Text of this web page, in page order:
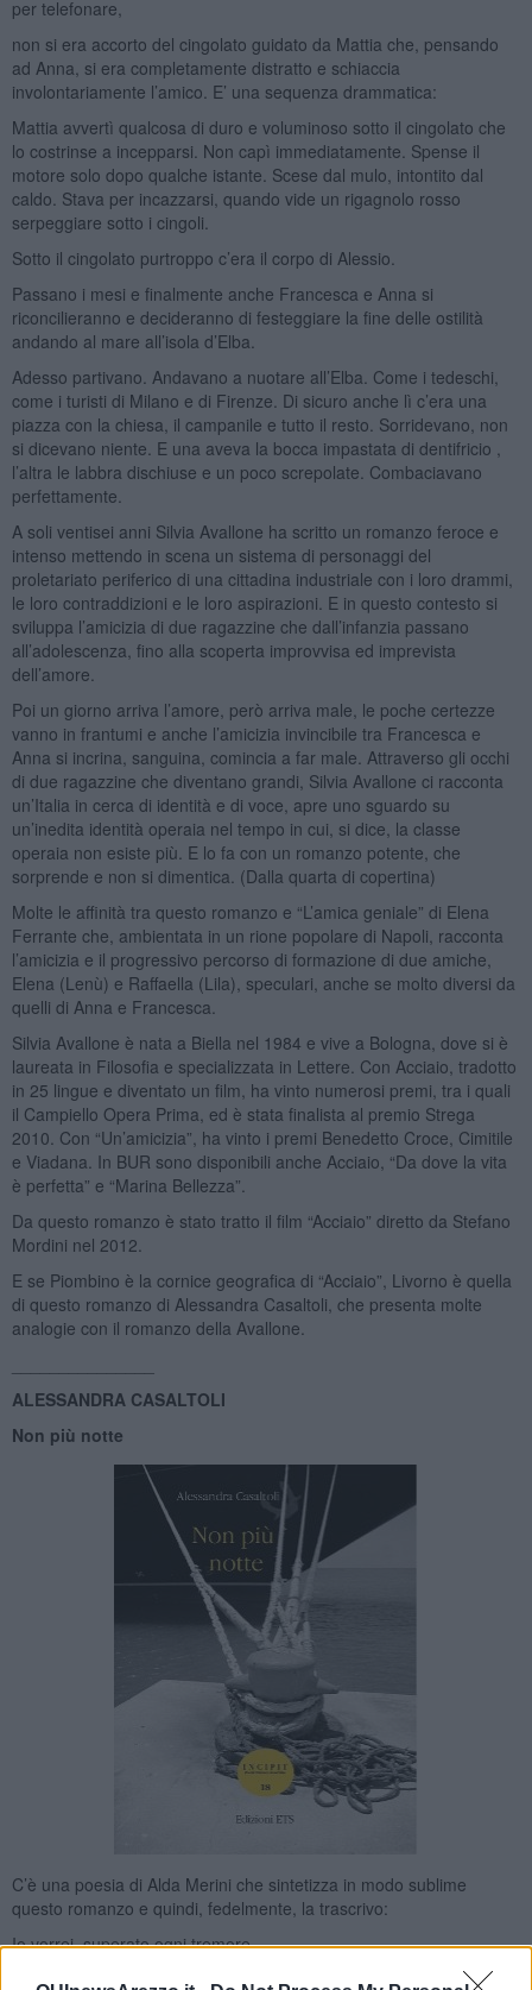
per telefonare,
non si era accorto del cingolato guidato da Mattia che, pensando
ad Anna, si era completamente distratto e schiaccia
involontariamente l’amico. E’ una sequenza drammatica:
Mattia avvertì qualcosa di duro e voluminoso sotto il cingolato che
lo costrinse a incepparsi. Non capì immediatamente. Spense il
motore solo dopo qualche istante. Scese dal mulo, intontito dal
caldo. Stava per incazzarsi, quando vide un rigagnolo rosso
serpeggiare sotto i cingoli.
Sotto il cingolato purtroppo c’era il corpo di Alessio.
Passano i mesi e finalmente anche Francesca e Anna si
riconcilieranno e decideranno di festeggiare la fine delle ostilità
andando al mare all’isola d’Elba.
Adesso partivano. Andavano a nuotare all’Elba. Come i tedeschi,
come i turisti di Milano e di Firenze. Di sicuro anche lì c’era una
piazza con la chiesa, il campanile e tutto il resto. Sorridevano, non
si dicevano niente. E una aveva la bocca impastata di dentifricio ,
l’altra le labbra dischiuse e un poco screpolate. Combaciavano
perfettamente.
A soli ventisei anni Silvia Avallone ha scritto un romanzo feroce e
intenso mettendo in scena un sistema di personaggi del
proletariato periferico di una cittadina industriale con i loro drammi,
le loro contraddizioni e le loro aspirazioni. E in questo contesto si
sviluppa l’amicizia di due ragazzine che dall’infanzia passano
all’adolescenza, fino alla scoperta improvvisa ed imprevista
dell’amore.
Poi un giorno arriva l’amore, però arriva male, le poche certezze
vanno in frantumi e anche l’amicizia invincibile tra Francesca e
Anna si incrina, sanguina, comincia a far male. Attraverso gli occhi
di due ragazzine che diventano grandi, Silvia Avallone ci racconta
un’Italia in cerca di identità e di voce, apre uno sguardo su
un’inedita identità operaia nel tempo in cui, si dice, la classe
operaia non esiste più. E lo fa con un romanzo potente, che
sorprende e non si dimentica. (Dalla quarta di copertina)
Molte le affinità tra questo romanzo e “L’amica geniale” di Elena
Ferrante che, ambientata in un rione popolare di Napoli, racconta
l’amicizia e il progressivo percorso di formazione di due amiche,
Elena (Lenù) e Raffaella (Lila), speculari, anche se molto diversi da
quelli di Anna e Francesca.
Silvia Avallone è nata a Biella nel 1984 e vive a Bologna, dove si è
laureata in Filosofia e specializzata in Lettere. Con Acciaio, tradotto
in 25 lingue e diventato un film, ha vinto numerosi premi, tra i quali
il Campiello Opera Prima, ed è stata finalista al premio Strega
2010. Con “Un’amicizia”, ha vinto i premi Benedetto Croce, Cimitile
e Viadana. In BUR sono disponibili anche Acciaio, “Da dove la vita
è perfetta” e “Marina Bellezza”.
Da questo romanzo è stato tratto il film “Acciaio” diretto da Stefano
Mordini nel 2012.
E se Piombino è la cornice geografica di “Acciaio”, Livorno è quella
di questo romanzo di Alessandra Casaltoli, che presenta molte
analogie con il romanzo della Avallone.
ALESSANDRA CASALTOLI
Non più notte
C’è una poesia di Alda Merini che sintetizza in modo sublime
questo romanzo e quindi, fedelmente, la trascrivo:
Io vorrei, superato ogni tremore
giungere alla bellezza che mi incalza,